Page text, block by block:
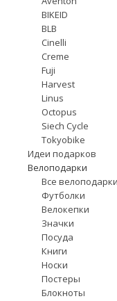
BIKEID
BLB
Cinelli
Creme
Fuji
Harvest
Linus
Octopus
Siech Cycle
Tokyobike
Идеи подарков
Велоподарки
Все велоподарки
Футболки
Велокепки
Значки
Посуда
Книги
Носки
Постеры
Блокноты